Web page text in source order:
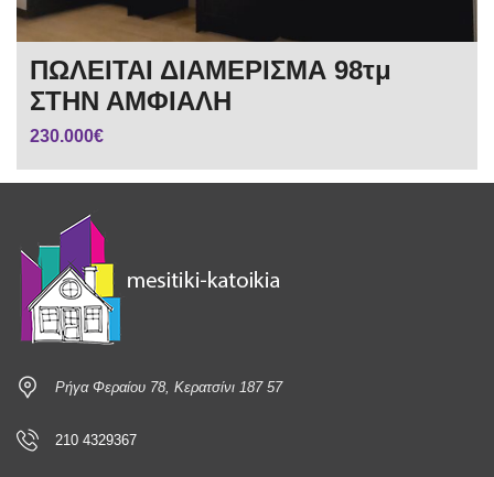
ΠΩΛΕΙΤΑΙ ΔΙΑΜΕΡΙΣΜΑ 98τμ
ΣΤΗΝ ΑΜΦΙΑΛΗ
230.000€
Ρήγα Φεραίου 78, Κερατσίνι 187 57
210 4329367